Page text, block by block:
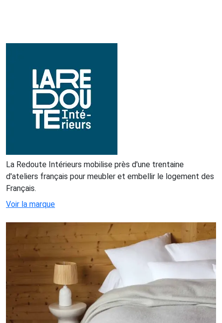
La Redoute Intérieurs mobilise près d'une trentaine
d'ateliers français pour meubler et embellir le logement des
Français.
Voir la marque